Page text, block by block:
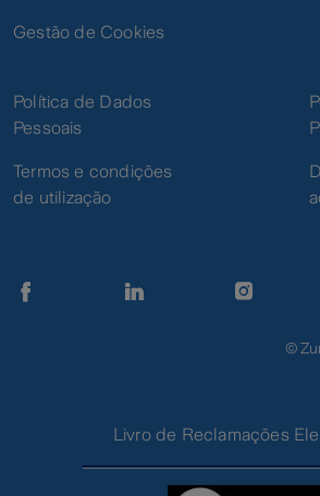
Gestão de Cookies
Política de Dados
Pessoais
Termos e condições
de utilização
©
Livro de Reclamações